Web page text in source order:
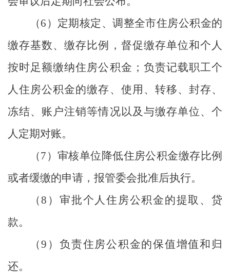
（6 ） 定期核定、调整全市住房公积金的
缴存基数、缴存比例，督促缴存单位和个人
按时足额缴纳住房公积金；负责记载职工个
人住房公积金的缴存、使用、转移、封存、
冻结、账户注销等情况以及与缴存单位、个
人定期对账。
（7 ） 审核单位降低住房公积金缴存比例
或者缓缴的申请，报管委会批准后执行。
（8 ） 审批个人住房公积金的提取、贷
款。
（9 ） 负责住房公积金的保值增值和归
还。